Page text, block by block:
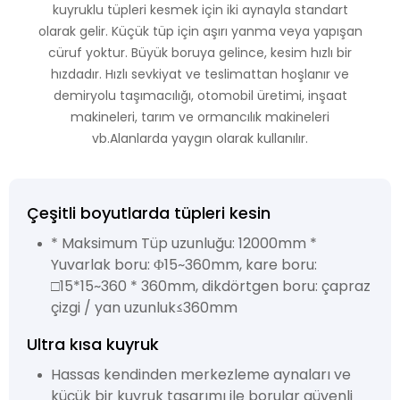
kuyruklu tüpleri kesmek için iki aynayla standart
olarak gelir. Küçük tüp için aşırı yanma veya yapışan
cüruf yoktur. Büyük boruya gelince, kesim hızlı bir
hızdadır. Hızlı sevkiyat ve teslimattan hoşlanır ve
demiryolu taşımacılığı, otomobil üretimi, inşaat
makineleri, tarım ve ormancılık makineleri
vb.Alanlarda yaygın olarak kullanılır.
Çeşitli boyutlarda tüpleri kesin
* Maksimum Tüp uzunluğu: 12000mm *
Yuvarlak boru: Φ15~360mm, kare boru:
□15*15~360 * 360mm, dikdörtgen boru: çapraz
çizgi / yan uzunluk≤360mm
Ultra kısa kuyruk
Hassas kendinden merkezleme aynaları ve
küçük bir kuyruk tasarımı ile borular güvenli